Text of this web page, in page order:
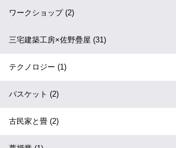
ワークショップ (2)
三宅建築工房×佐野疊屋 (31)
テクノロジー (1)
バスケット (2)
古民家と畳 (2)